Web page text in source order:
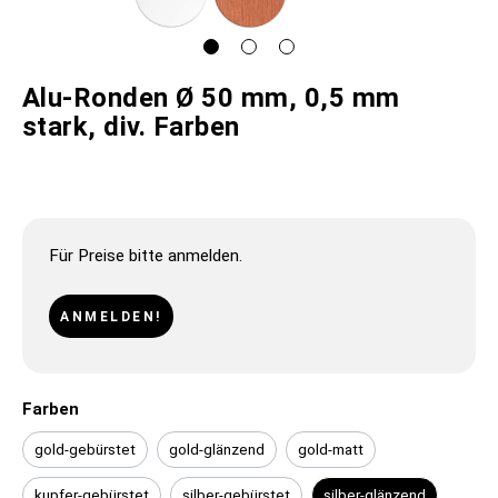
Alu-Ronden Ø 50 mm, 0,5 mm
stark, div. Farben
Für Preise bitte anmelden.
ANMELDEN!
Farben
gold-gebürstet gold-glänzend gold-matt